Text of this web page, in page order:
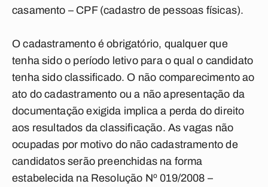
casamento – CPF (cadastro de pessoas físicas).
O cadastramento é obrigatório, qualquer que
tenha sido o período letivo para o qual o candidato
tenha sido classificado. O não comparecimento ao
ato do cadastramento ou a não apresentação da
documentação exigida implica a perda do direito
aos resultados da classificação. As vagas não
ocupadas por motivo do não cadastramento de
candidatos serão preenchidas na forma
estabelecida na Resolução Nº 019/2008 –